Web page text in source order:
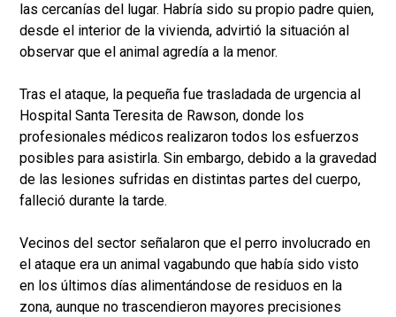
las cercanías del lugar. Habría sido su propio padre quien,
desde el interior de la vivienda, advirtió la situación al
observar que el animal agredía a la menor.
Tras el ataque, la pequeña fue trasladada de urgencia al
Hospital Santa Teresita de Rawson, donde los
profesionales médicos realizaron todos los esfuerzos
posibles para asistirla. Sin embargo, debido a la gravedad
de las lesiones sufridas en distintas partes del cuerpo,
falleció durante la tarde.
Vecinos del sector señalaron que el perro involucrado en
el ataque era un animal vagabundo que había sido visto
en los últimos días alimentándose de residuos en la
zona, aunque no trascendieron mayores precisiones